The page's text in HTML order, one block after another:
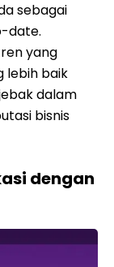
sebagai
date.
yang
lebih baik
dalam
bisnis
dengan